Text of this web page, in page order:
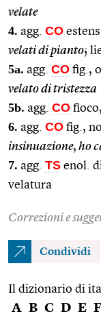
velate
4. agg. CO
velati di pianto;
5a. agg. CO fig.,
velato di tristezza
5b. agg. CO
6. agg. CO fig.,
insinuazione, ho
7. agg. TS enol.
velatura
Correzioni e
Condividi
Il dizionario di
A B C D E F